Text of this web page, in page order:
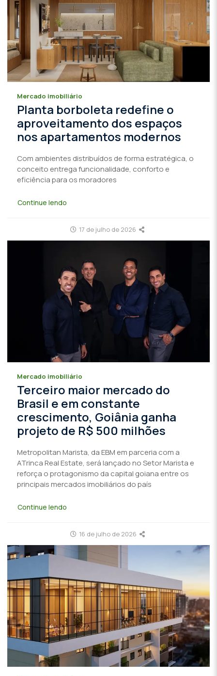
Mercado imobiliário
Planta borboleta redefine o
aproveitamento dos espaços
nos apartamentos modernos
Com ambientes distribuídos de forma estratégica, o
conceito entrega funcionalidade, conforto e
eficiência para os moradores
Continue lendo
17 de julho de 2026
Mercado imobiliário
Terceiro maior mercado do
Brasil e em constante
crescimento, Goiânia ganha
projeto de R$ 500 milhões
Metropolitan Marista, da EBM em parceria com a
ATrinca Real Estate, será lançado no Setor Marista e
reforça o protagonismo da capital goiana entre os
principais mercados imobiliários do país
Continue lendo
16 de julho de 2026